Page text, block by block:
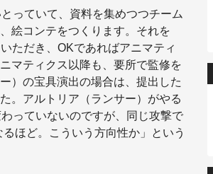
っていて、資料を集めつつチーム
絵コンテをつくります。それを
ただき、OKであればアニマティ
マティクス以降も、要所で監修を
）の宝具演出の場合は、提出した
。アルトリア（ランサー）がやる
っていないのですが、同じ攻撃で
ほど。こういう方向性か」という